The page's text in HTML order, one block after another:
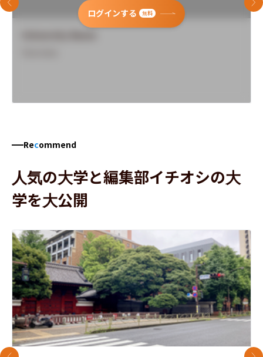
ログインする 無料
前のスライド 次
Recommend
人気の大学と編集部イチオシの大
学を大公開